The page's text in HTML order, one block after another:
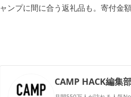
ャンプに間に合う返礼品も。寄付金
CAMP HACK編集